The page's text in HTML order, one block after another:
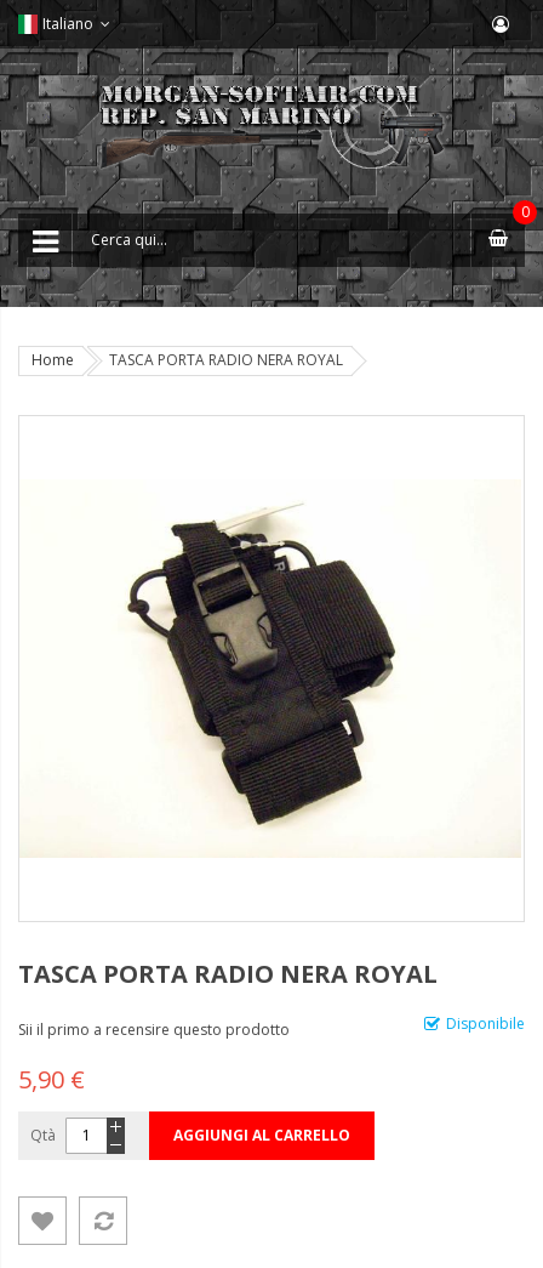
Italiano
0
Home TASCA PORTA RADIO NERA ROYAL
TASCA PORTA RADIO NERA ROYAL
Disponibile
Sii il primo a recensire questo prodotto
5,90 €
Qtà AGGIUNGI AL CARRELLO